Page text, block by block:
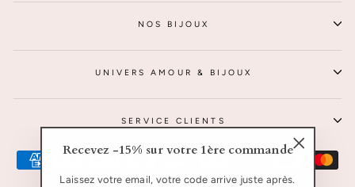
Recevez -15% sur votre 1ère commande
Laissez votre email, votre code arrive juste après.
"Fermer
NOS BIJOUX
UNIVERS AMOUR & BIJOUX
SERVICE CLIENTS